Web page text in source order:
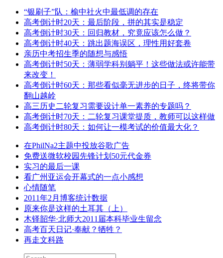
“银刷子”队：榆中社火中最低调的存在
高考倒计时20天：最后阶段，拼的其实是稳定
高考倒计时30天：回归教材，究竟应该怎么做？
高考倒计时40天：跳出题海误区，理性用好套卷
亲历中考招生季的随想与感悟
高考倒计时50天：薄弱学科别躺平！这些做法或许能带
来改变！
高考倒计时60天：那些看似毫无进步的日子，终将带你
翻山越岭
高三历史二轮复习需要设计单一素养的专题吗？
高考倒计时70天：二轮复习课堂提质，教师可以这样做
高考倒计时80天：如何让一模考试的价值最大化？
在PhilNa2主题中投放谷歌广告
免费送微软校园先锋计划50元代金券
实习的最后一课
看广州亚运会开幕式的一点小感想
心情随笔
2011年2月博客统计数据
原来你是这样的土耳其（上）
木铎韶华·北师大2011届本科毕业生留念
高考百天日记·奉献？牺牲？
再走文科路